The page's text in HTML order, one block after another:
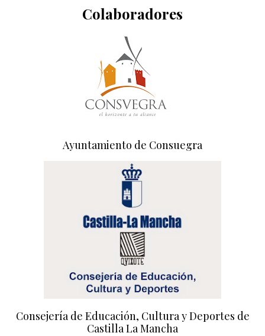
Colaboradores
Ayuntamiento de Consuegra
Consejería de Educación, Cultura y Deportes de
Castilla La Mancha